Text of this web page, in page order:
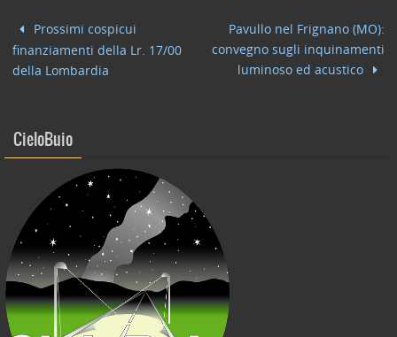
b
o
o
dI
n
Prossimi cospicui
finanziamenti della Lr. 17/00
della Lombardia
Pavullo nel Frignano (MO):
convegno sugli inquinamenti
luminoso ed acustico
CieloBuio